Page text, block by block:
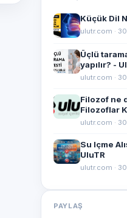
Küçük Dil
ulutr.com ·
Üçlü
yapılır? -
ulutr.com ·
Filozof ne
Filozoflar
ulutr.com ·
Su Içme
UluTR
ulutr.com ·
PAYLAŞ